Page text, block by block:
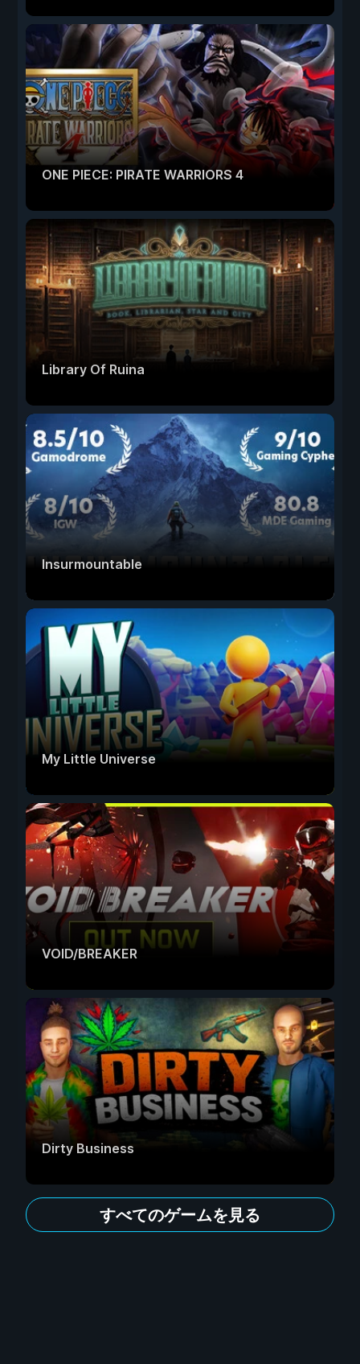
ONE PIECE: PIRATE WARRIORS 4
Library Of Ruina
Insurmountable
My Little Universe
VOID/BREAKER
Dirty Business
すべてのゲームを見る